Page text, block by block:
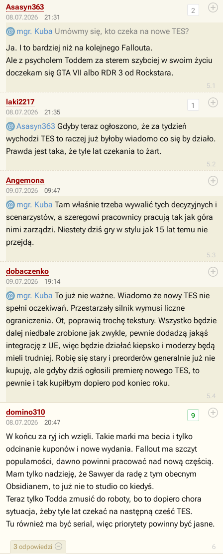
08.07.2026 21:31
5.1
2
Asasyn363
mgr. Kuba Umówmy się, kto czeka na nowe TES?
Ja. I to bardziej niż na kolejnego Fallouta.
Ale z psycholem Toddem za sterem szybciej w swoim życiu
doczekam się GTA VII albo RDR 3 od Rockstara.
08.07.2026 21:35
5.2
1
laki2217
Asasyn363 Gdyby teraz ogłoszono, że za tydzień
wychodzi TES to raczej już byłoby wiadomo co się by działo.
Prawda jest taka, że tyle lat czekania to żart.
09.07.2026 09:47
5.3
Angemona
mgr. Kuba Tam właśnie trzeba wywalić tych decyzyjnych i
scenarzystów, a szeregowi pracownicy pracują tak jak góra
nimi zarządzi. Niestety dziś gry w stylu jak 15 lat temu nie
przejdą.
09.07.2026 19:14
5.4
dobaczenko
mgr. Kuba To już nie ważne. Wiadomo że nowy TES nie
spełni oczekiwań. Przestarzały silnik wymusi liczne
ograniczenia. Ot, poprawią trochę tekstury. Wszystko będzie
dalej niedbale zrobione jak zwykle, pewnie dodadzą jakąś
integrację z UE, więc będzie działać kiepsko i moderzy będą
mieli trudniej. Robię się stary i preorderów generalnie już nie
kupuję, ale gdyby dziś ogłosili premierę nowego TES, to
pewnie i tak kupiłbym dopiero pod koniec roku.
08.07.2026 20:47
6
9
3 odpowiedzi
domino310
W końcu za ryj ich wzięli. Takie marki ma becia i tylko
odcinanie kuponów i nowe wydania. Fallout ma szczyt
popularności, dawno powinni pracować nad nową częścią.
Mam tylko nadzieję, że Sawyer da radę z tym obecnym
Obsidianem, to już nie to studio co kiedyś.
Teraz tylko Todda zmusić do roboty, bo to dopiero chora
sytuacja, żeby tyle lat czekać na następną cześć TES.
Tu również ma być serial, więc priorytety powinny być jasne.